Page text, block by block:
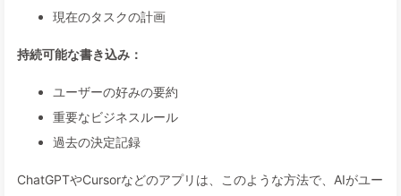
現在のタスクの計画
持続可能な書き込み：
ユーザーの好みの要約
重要なビジネスルール
過去の決定記録
ChatGPTやCursorなどのアプリは、このような方法で、AIがユー